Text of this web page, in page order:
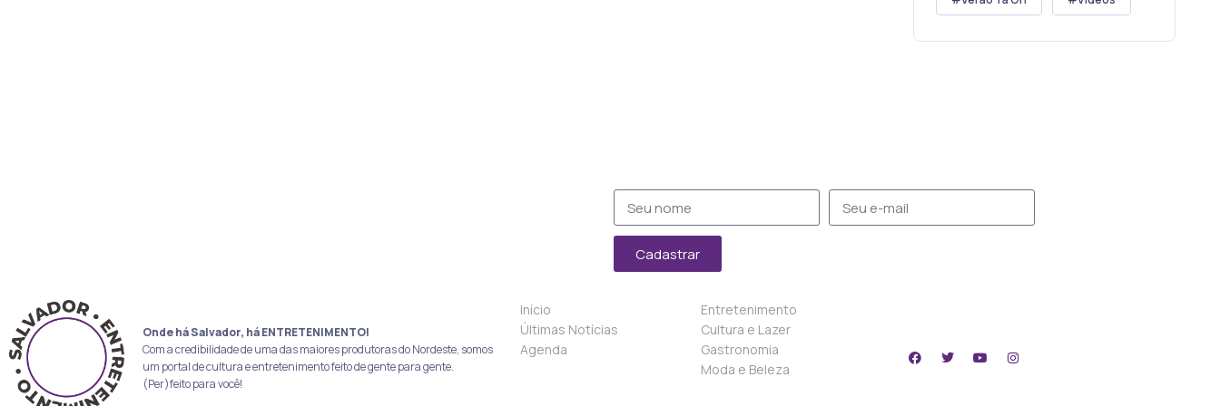
Cadastrar
Onde há Salvador, há ENTRETENIMENTO!
Com a credibilidade de uma das maiores produtoras do Nordeste, somos
um portal de cultura e entretenimento feito de gente para gente.
(Per)feito para você!
Início
Últimas Notícias
Agenda
Entretenimento
Cultura e Lazer
Gastronomia
Moda e Beleza